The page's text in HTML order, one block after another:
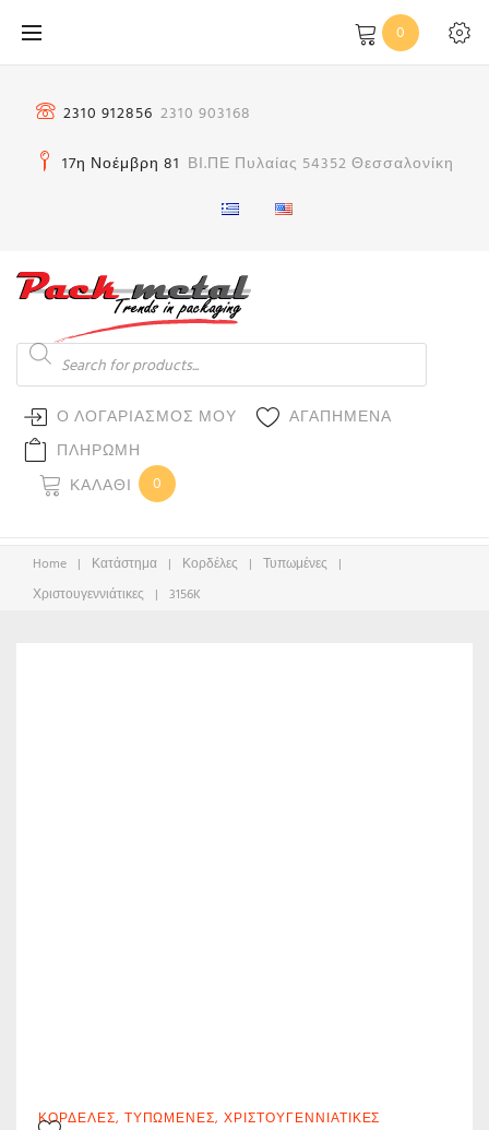
στο
0
2310 912856 2310 903168
17η Νοέμβρη 81 ΒΙ.ΠΕ Πυλαίας 54352 Θεσσαλονίκη
Products
search
Ο ΛΟΓΑΡΙΑΣΜΟΣ ΜΟΥ
ΑΓΑΠΗΜΕΝΑ
ΠΛΗΡΩΜΗ
ΚΑΛΆΘΙ
0
Home | Κατάστημα | Κορδέλες | Τυπωμένες |
Χριστουγεννιάτικες | 3156K
ΚΟΡΔΈΛΕΣ, ΤΥΠΩΜΈΝΕΣ,ΧΡΙΣΤΟΥΓΕΝΝΙΆΤΙΚΕΣ